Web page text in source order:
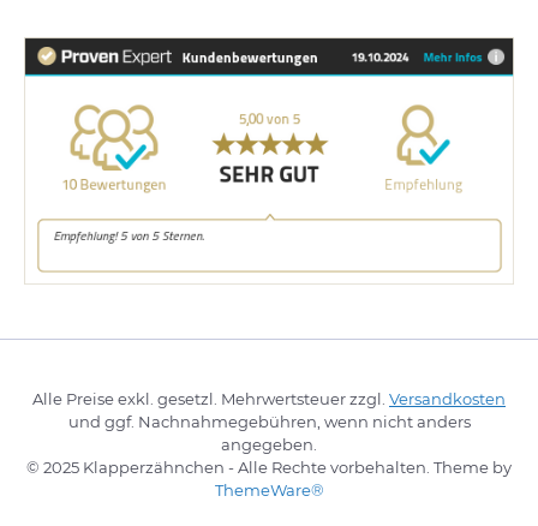
Alle Preise exkl. gesetzl. Mehrwertsteuer zzgl. Versandkosten
und ggf. Nachnahmegebühren, wenn nicht anders
angegeben.
© 2025 Klapperzähnchen - Alle Rechte vorbehalten. Theme by
ThemeWare®